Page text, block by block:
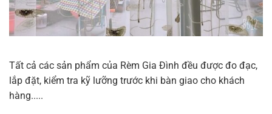
Tất cả các sản phẩm của Rèm Gia Đình đều được đo đạc,
lắp đặt, kiểm tra kỹ lưỡng trước khi bàn giao cho khách
hàng.....